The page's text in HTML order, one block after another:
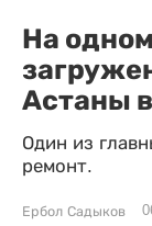
На
Астаны
Один из
ремонт.
Ербол Садыков